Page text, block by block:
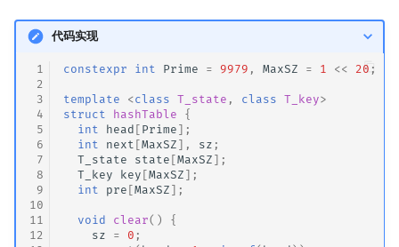
代码实现
1
2
3
4
5
6
7
8
9
10
11
12
constexpr int Prime = 9979 , MaxSZ = 1 << 20 ;
template <class T_state , class T_key>
struct
hashTable
{
int
head [ Prime ];
int
next [MaxSZ ], sz ;
T_state
state [MaxSZ ];
T_key
key [MaxSZ ];
int
pre [MaxSZ ];
void clear()
{
sz
= 0 ;